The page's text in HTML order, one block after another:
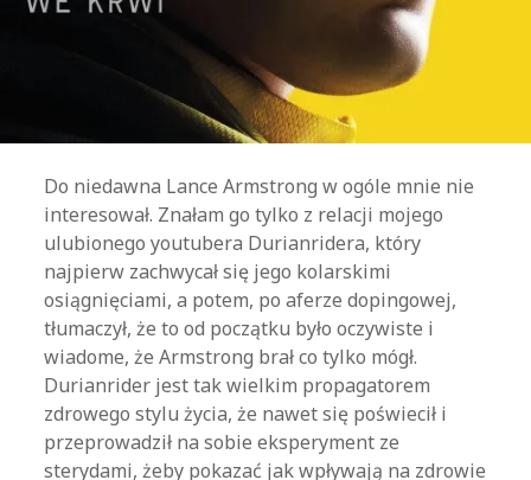
Do niedawna Lance Armstrong w ogóle mnie nie
interesował. Znałam go tylko z relacji mojego
ulubionego youtubera Durianridera, który
najpierw zachwycał się jego kolarskimi
osiągnięciami, a potem, po aferze dopingowej,
tłumaczył, że to od początku było oczywiste i
wiadome, że Armstrong brał co tylko mógł.
Durianrider jest tak wielkim propagatorem
zdrowego stylu życia, że nawet się poświecił i
przeprowadził na sobie eksperyment ze
sterydami, żeby pokazać jak wpływają na zdrowie